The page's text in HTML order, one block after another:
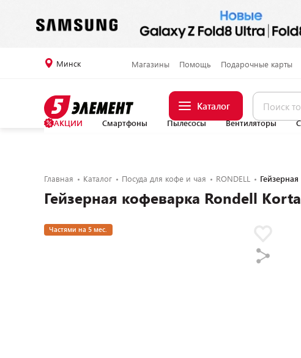
Минск Магазины Помощь Подарочные карты
Каталог
АКЦИИ Смартфоны Пылесосы Вентиляторы
Главная Каталог Посуда для кофе и чая RONDELL
Гейзерная кофеварка Rondell
Частями на 5 мес.